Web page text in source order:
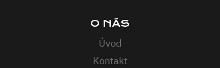
O NÁS
Úvod
Kontakt